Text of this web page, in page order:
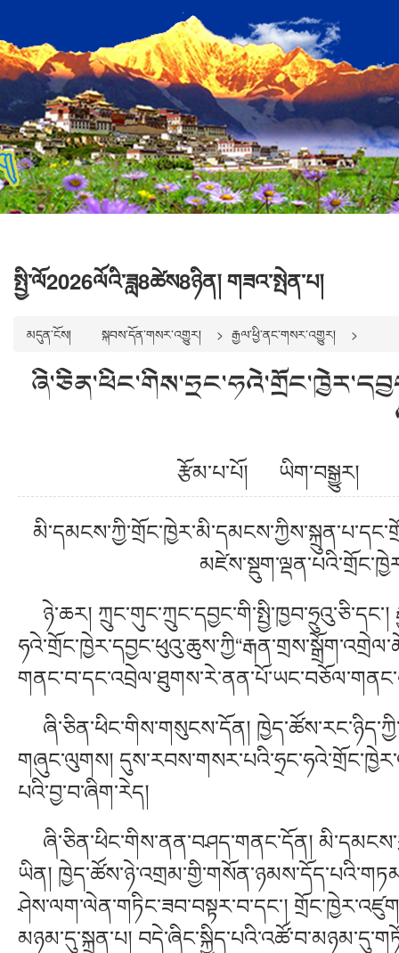
སྤྱི་ལོ2026ལོའི་ཟླ8ཚེས8ཉིན། གཟའ་སྤེན་པ།
མདུན་ངོས། སྐབས་དོན་གསར་འགྱུར། རྒྱལ་ཕྱི་ནང་གསར་འགྱུར།
རྩོམ་པ་པོ། ཡིག་བསྒྱུར།
ཉེ་ཆར།
ཞི་ཅིན་ཕིང་གིས་གསུངས་དོན།
གཞུང་ལུགས།
པའི་བྱ་བ་ཞིག་རེད།
ཞི་ཅིན་ཕིང་གིས་ནན་བཤད་གནང་དོན།
ཡིན།
ཤེས་ལག་ལེན་གཏིང་ཟབ་བསྟར་བ་དང་།
མཉམ་དུ་སྐྲུན་པ།